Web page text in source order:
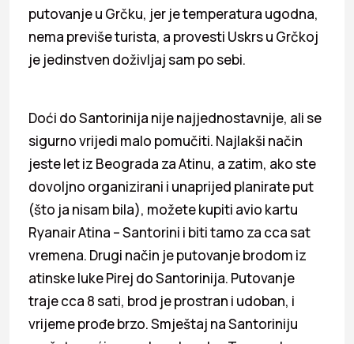
putovanje u Grčku, jer je temperatura ugodna,
nema previše turista, a provesti Uskrs u Grčkoj
je jedinstven doživljaj sam po sebi.
Doći do Santorinija nije najjednostavnije, ali se
sigurno vrijedi malo pomučiti. Najlakši način
jeste let iz Beograda za Atinu, a zatim, ako ste
dovoljno organizirani i unaprijed planirate put
(što ja nisam bila), možete kupiti avio kartu
Ryanair Atina – Santorini i biti tamo za cca sat
vremena. Drugi način je putovanje brodom iz
atinske luke Pirej do Santorinija. Putovanje
traje cca 8 sati, brod je prostran i udoban, i
vrijeme prođe brzo. Smještaj na Santoriniju